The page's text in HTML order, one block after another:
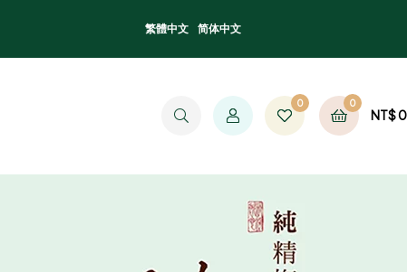
繁體中文 简体中文
0 0
NT$0